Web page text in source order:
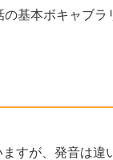
基本ボキャブラ
すが、発音は違